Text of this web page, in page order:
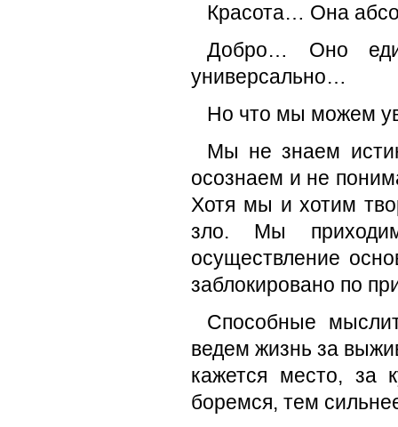
Красота… Она
Добро… Оно
универсально…
Но что мы можем
Мы не знаем
осознаем и не
Хотя мы и хотим
зло. Мы
осуществление
заблокировано по
Способные
ведем жизнь за
кажется место, за
боремся, тем